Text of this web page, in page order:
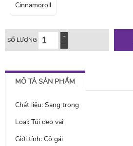
Cinnamoroll
SỐ LƯỢNG
MÔ TẢ SẢN PHẨM
Chất liệu: Sang trọng
Loại: Túi đeo vai
Giới tính: Cô gái